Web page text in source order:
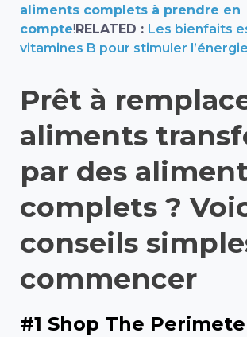
aliments complets à prendre en
compte! RELATED : Les bienfaits
vitamines B pour stimuler l’énergie
Prêt à
aliments
par des
complets ?
conseils
commencer
#1 Shop The